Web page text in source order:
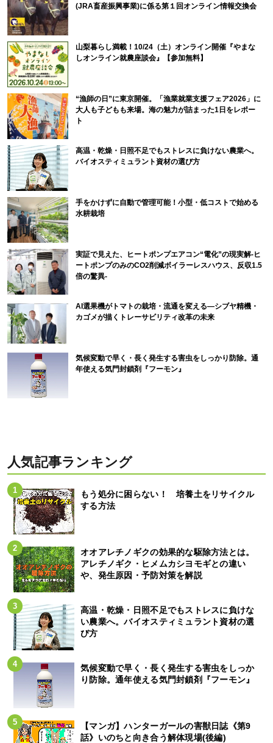
(JRA畜産振興事業)に係る第１回オンライン情報交換会
山梨暮らし満載！10/24（土）オンライン開催『やまな
しオンライン就農座談会』【参加無料】
“漁師の日”に東京開催。「漁業就業支援フェア2026」に
大人も子どもも来場。海の魅力が詰まった1日をレポー
ト
高温・乾燥・日照不足でもストレスに負けない農業へ。
バイオスティミュラント資材の選び方
手をかけずに自動で管理可能！小型・低コストで始める
水耕栽培
実証で見えた、ヒートポンプエアコン“電化”の現実解-ヒ
ートポンプのみのCO2削減ボイラーレスハウス、反収1.5
倍の驚異-
AI選果機がトマトの栽培・流通を変える―シブヤ精機・
カゴメが描くトレーサビリティ改革の未来
気候変動で早く・長く発生する害虫をしっかり防除。通
年使える気門封鎖剤『フーモン』
人気記事ランキング
もう処分に困らない！ 培養土をリサイクル
する方法
オオアレチノギクの効果的な駆除方法とは。
アレチノギク・ヒメムカシヨモギとの違い
や、発生原因・予防対策を解説
高温・乾燥・日照不足でもストレスに負けな
い農業へ。バイオスティミュラント資材の選
び方
気候変動で早く・長く発生する害虫をしっか
り防除。通年使える気門封鎖剤『フーモン』
【マンガ】ハンターガールの害獣日誌《第9
話》いのちと向き合う解体現場(後編)